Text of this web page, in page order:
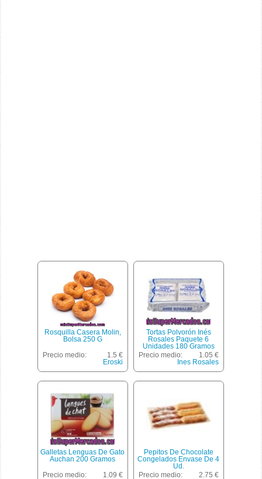
Rosquilla Casera Molin,
Bolsa 250 G
Precio medio:
1.5 €
Eroski
Tortas Polvorón Inés
Rosales Paquete 6
Unidades 180 Gramos
Precio medio:
1.05 €
Ines Rosales
Galletas Lenguas De Gato
Auchan 200 Gramos
Precio medio:
1.09 €
Pepitos De Chocolate
Congelados Envase De 4
Ud.
Precio medio:
2.75 €